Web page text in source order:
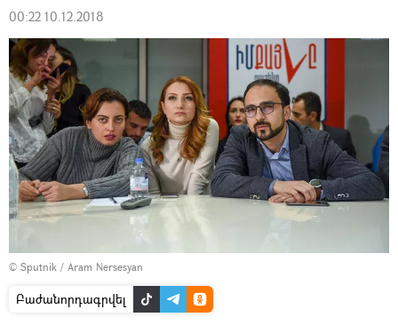
00:22 10.12.2018
© Sputnik / Aram Nersesyan
Բաժանորդագրվել